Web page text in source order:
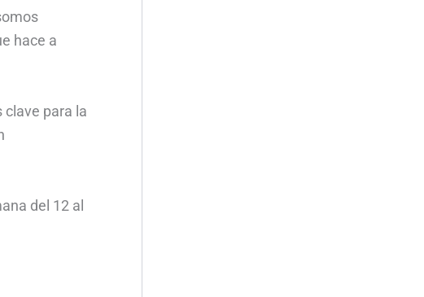
hace a
clave para la
del 12 al